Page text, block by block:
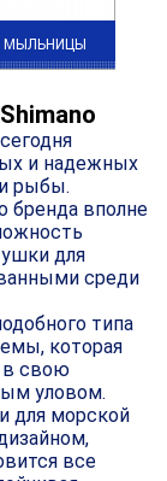
МЫЛЬНИЦЫ
и надежных
рыбы.
бренда вполне
для
среди
типа
которая
в свою
уловом.
для морской
все